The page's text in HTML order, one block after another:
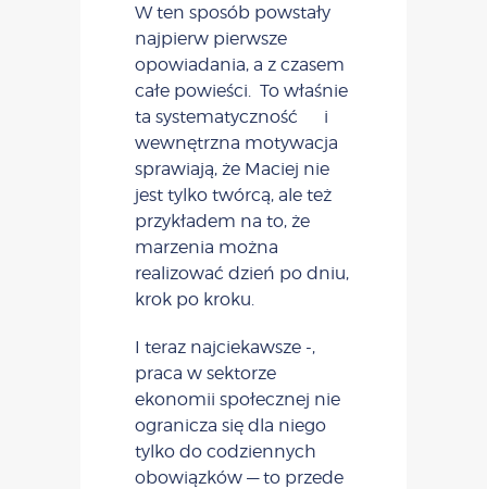
W ten sposób powstały
najpierw pierwsze
opowiadania, a z czasem
całe powieści. To właśnie
ta systematyczność i
wewnętrzna motywacja
sprawiają, że Maciej nie
jest tylko twórcą, ale też
przykładem na to, że
marzenia można
realizować dzień po dniu,
krok po kroku.
I teraz najciekawsze -,
praca w sektorze
ekonomii społecznej nie
ogranicza się dla niego
tylko do codziennych
obowiązków — to przede